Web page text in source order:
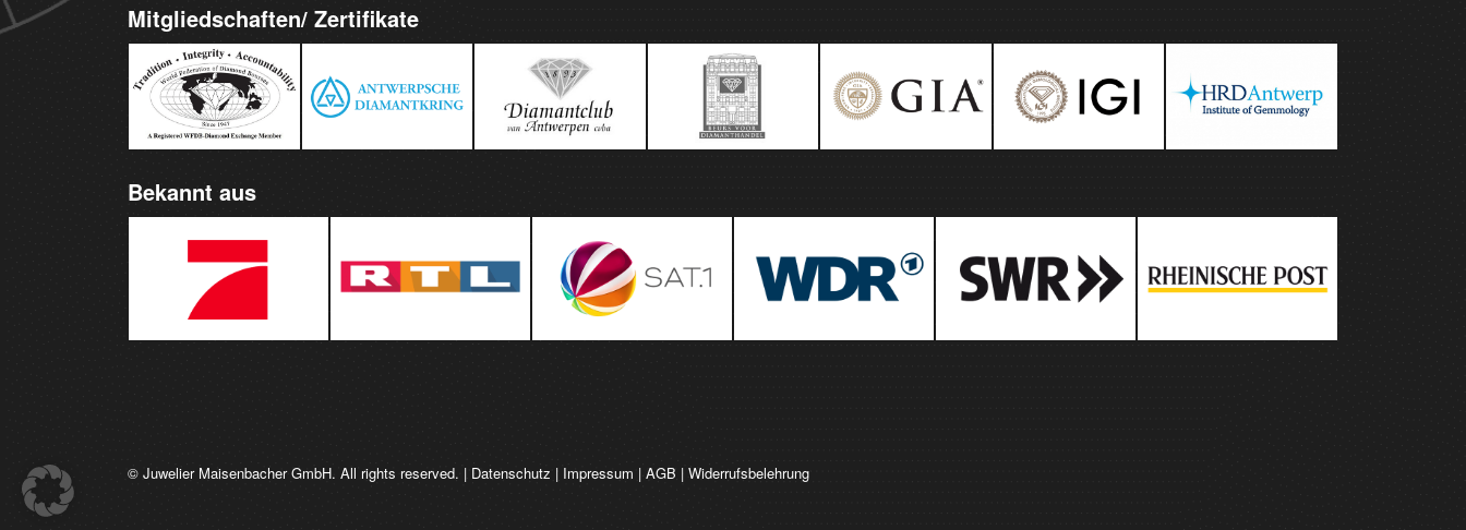
Mitgliedschaften/ Zertifikate
Bekannt aus
© Juwelier Maisenbacher GmbH. All rights reserved. | Datenschutz | Impressum |AGB |Widerrufsbelehrung